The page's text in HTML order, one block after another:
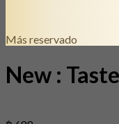
Más reservado
New :